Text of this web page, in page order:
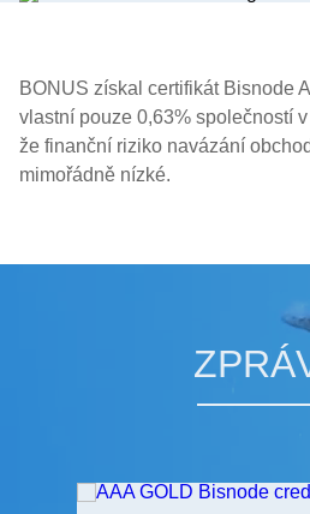
BONUS získal certifikát Bisnode
vlastní pouze 0,63% společností
že finanční riziko navázání
mimořádně nízké.